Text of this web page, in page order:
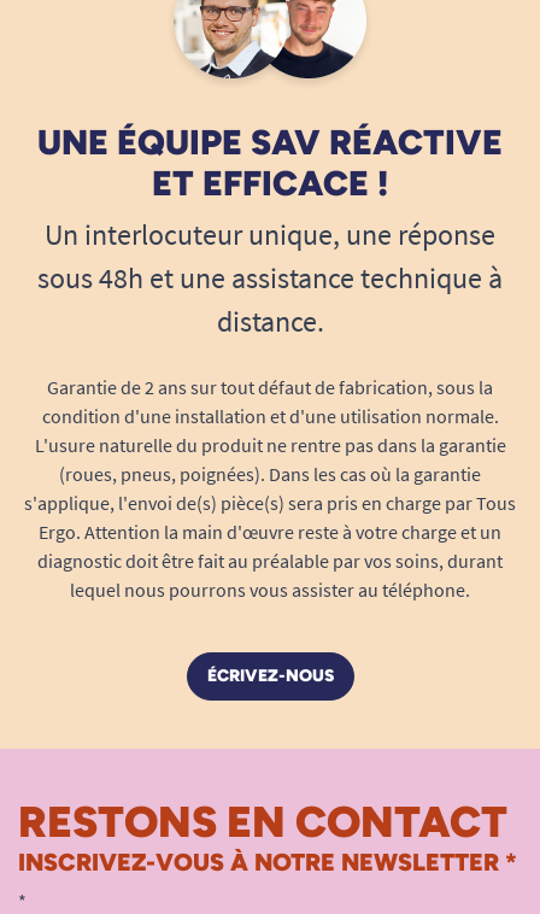
UNE ÉQUIPE SAV RÉACTIVE
ET EFFICACE !
Un interlocuteur unique, une réponse
sous 48h et une assistance technique à
distance.
Garantie de 2 ans sur tout défaut de fabrication, sous la
condition d'une installation et d'une utilisation normale.
L'usure naturelle du produit ne rentre pas dans la garantie
(roues, pneus, poignées). Dans les cas où la garantie
s'applique, l'envoi de(s) pièce(s) sera pris en charge par Tous
Ergo. Attention la main d'œuvre reste à votre charge et un
diagnostic doit être fait au préalable par vos soins, durant
lequel nous pourrons vous assister au téléphone.
ÉCRIVEZ-NOUS
RESTONS EN CONTACT
INSCRIVEZ-VOUS À NOTRE NEWSLETTER *
*